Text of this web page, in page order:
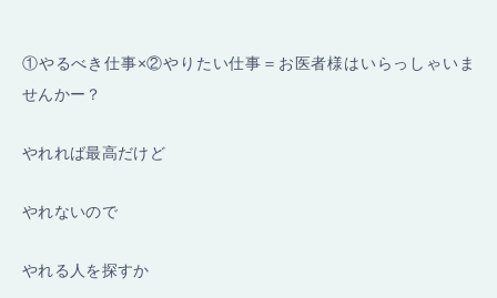
①やるべき仕事×②やりたい仕事＝お医者様はいらっしゃいま
せんかー？
やれれば最高だけど
やれないので
やれる人を探すか